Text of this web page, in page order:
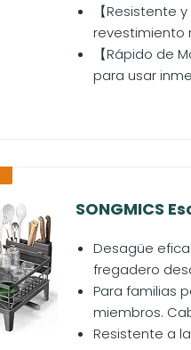
【Resistente
revestimiento
【Rápido de
para usar
SONGMICS
Desagüe
fregadero
Para familias
miembros.
Resistente a